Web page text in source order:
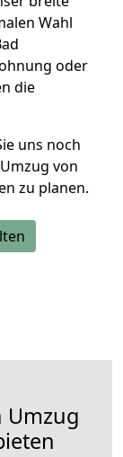
Wahl
oder
die
uns noch
von
zu planen.